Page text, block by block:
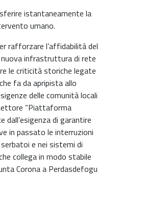
istantaneamente la
umano.
rafforzare l’affidabilità del
nuova infrastruttura di rete
le criticità storiche legate
fa da apripista allo
delle comunità locali
“Piattaforma
dall’esigenza di garantire
in passato le interruzioni
e nei sistemi di
collega in modo stabile
Corona a Perdasdefogu